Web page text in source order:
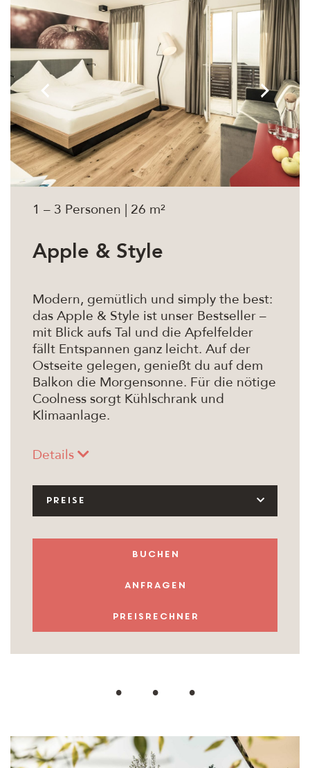
1 – 3 Personen | 26 m²
Apple & Style
Modern, gemütlich und simply the best:
das Apple & Style ist unser Bestseller –
mit Blick aufs Tal und die Apfelfelder
fällt Entspannen ganz leicht. Auf der
Ostseite gelegen, genießt du auf dem
Balkon die Morgensonne. Für die nötige
Coolness sorgt Kühlschrank und
Klimaanlage.
Details
PREISE
buchen
anfragen
Preisrechner